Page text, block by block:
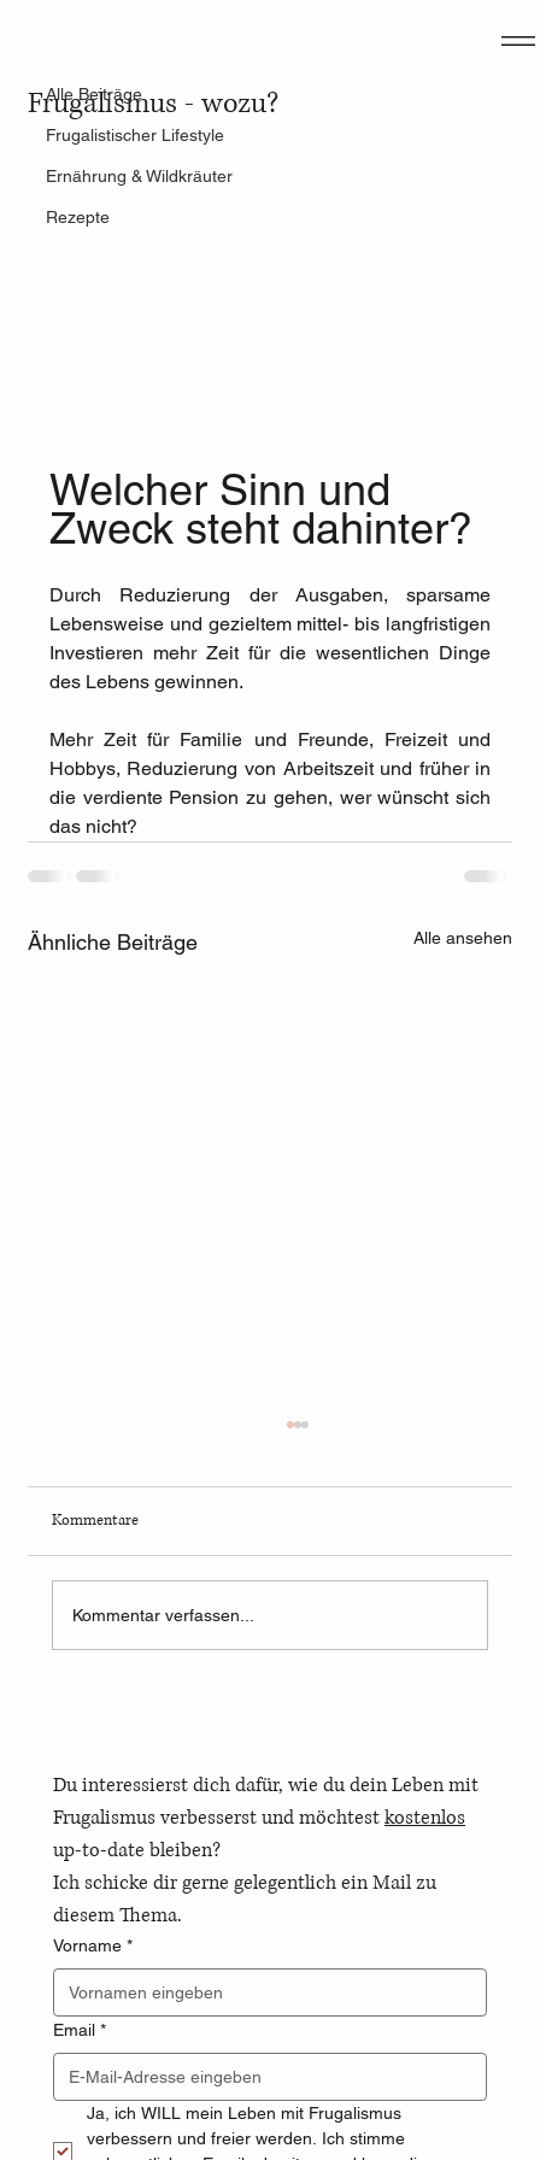
Alle Beiträge
Frugalistischer Lifestyle
Ernährung & Wildkräuter
Rezepte
Frugalismus - wozu?
Welcher Sinn und
Zweck steht dahinter?
Durch Reduzierung der Ausgaben, sparsame
Lebensweise und gezieltem mittel- bis langfristigen
Investieren mehr Zeit für die wesentlichen Dinge
des Lebens gewinnen.
Mehr Zeit für Familie und Freunde, Freizeit und
Hobbys, Reduzierung von Arbeitszeit und früher in
die verdiente Pension zu gehen, wer wünscht sich
das nicht?
Ähnliche Beiträge Alle ansehen
Kommentare
Kommentar verfassen...
Du interessierst dich dafür, wie du dein Leben mit
Frugalismus verbesserst und möchtest kostenlos
Ich schicke dir gerne gelegentlich ein Mail zu
diesem Thema.
Vorname *
Email *
Ja, ich WILL mein Leben mit Frugalismus
verbessern und freier werden. Ich stimme